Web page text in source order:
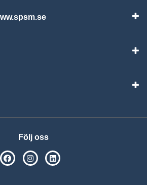
Följ oss
SPSM på Facebook
SPSM på Instagram